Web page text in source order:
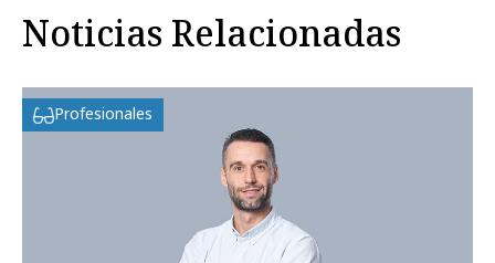
Noticias Relacionadas
Profesionales